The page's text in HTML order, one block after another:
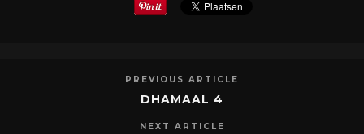
PREVIOUS ARTICLE
DHAMAAL 4
NEXT ARTICLE